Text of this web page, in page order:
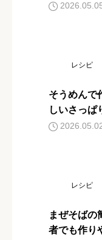
レシピ
そうめんで
しいさっぱ
レシピ
まぜそばの
者でも作り